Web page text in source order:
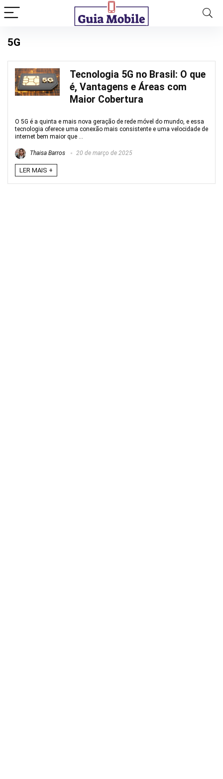
5G
Tecnologia 5G no Brasil: O que
é, Vantagens e Áreas com
Maior Cobertura
O 5G é a quinta e mais nova geração de rede móvel do mundo, e essa
tecnologia oferece uma conexão mais consistente e uma velocidade de
internet bem maior que ...
Thaisa Barros 20 de março de 2025
LER MAIS +